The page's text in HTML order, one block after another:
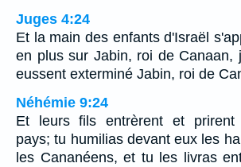
Juges 4:24
Et la main des enfants d'Israël
en plus sur Jabin, roi de Canaan,
eussent exterminé Jabin, roi de
Néhémie 9:24
Et leurs fils entrèrent et prirent
pays; tu humilias devant eux les
les Cananéens, et tu les livras